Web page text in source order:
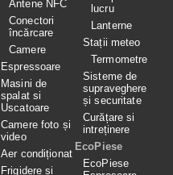
Antene NFC
Conectori
încărcare
Camere
Espressoare
Masini de
spalat si
Uscatoare
Camere foto și
video
Aer condiționat
Frigidere și
lucru
Lanterne
Stații meteo
Termometre
Sisteme de
supraveghere
și securitate
Curățare si
intreținere
EcoPiese
EcoPiese